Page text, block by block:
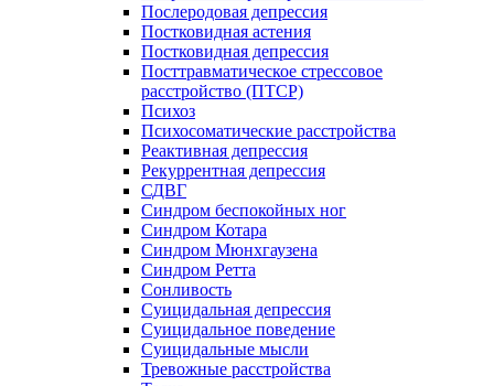
Послеродовая депрессия
Постковидная астения
Постковидная депрессия
Посттравматическое стрессовое
расстройство (ПТСР)
Психоз
Психосоматические расстройства
Реактивная депрессия
Рекуррентная депрессия
СДВГ
Синдром беспокойных ног
Синдром Котара
Синдром Мюнхгаузена
Синдром Ретта
Сонливость
Суицидальная депрессия
Суицидальное поведение
Суицидальные мысли
Тревожные расстройства